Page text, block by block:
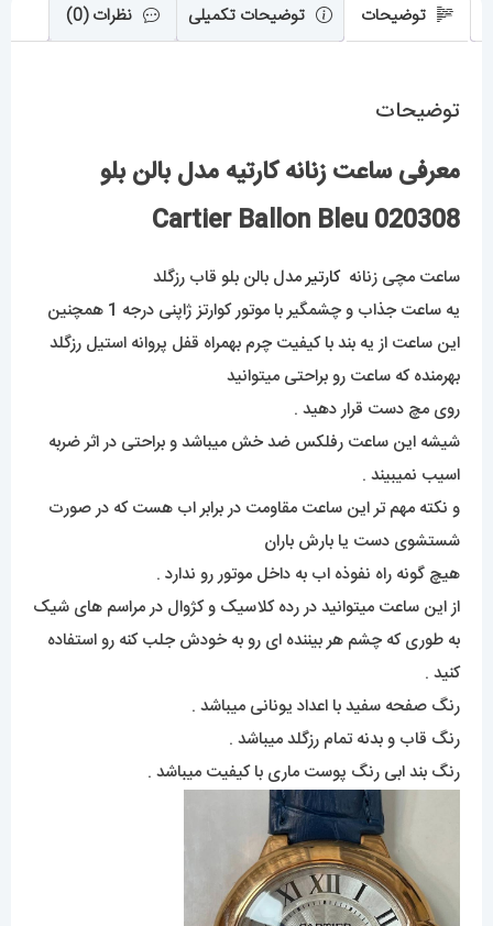
توضیحات توضیحات تکمیلی نظرات (0)
توضیحات
معرفی ساعت زنانه کارتیه مدل بالن بلو
020308 Cartier Ballon Bleu
ساعت مچی زنانهکارتیرمدل بالن بلو قاب رزگلد
یه ساعت جذاب و چشمگیر با موتور کوارتز ژاپنی درجه 1 همچنین
این ساعت از یه بند با کیفیت چرم بهمراه قفل پروانه استیل رزگلد
بهرمنده که ساعت رو براحتی میتوانید
روی مچ دست قرار دهید .
شیشه این ساعت رفلکس ضد خش میباشد و براحتی در اثر ضربه
اسیب نمیبیند .
و نکته مهم تر این ساعت مقاومت در برابر اب هست که در صورت
شستشوی دست یا بارش باران
هیچ گونه راه نفوذه اب به داخل موتور رو ندارد .
از این ساعت میتوانید در رده کلاسیک و کژوال در مراسم های شیک
به طوری که چشم هر بیننده ای رو به خودش جلب کنه رو استفاده
کنید .
رنگ صفحه سفید با اعداد یونانی میباشد .
رنگ قاب و بدنه تمام رزگلد میباشد .
رنگ بند ابی رنگ پوست ماری با کیفیت میباشد .